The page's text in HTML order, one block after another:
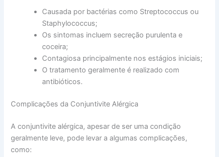
Causada por bactérias como Streptococcus ou
Staphylococcus;
Os sintomas incluem secreção purulenta e
coceira;
Contagiosa principalmente nos estágios iniciais;
O tratamento geralmente é realizado com
antibióticos.
Complicações da Conjuntivite Alérgica
A conjuntivite alérgica, apesar de ser uma condição
geralmente leve, pode levar a algumas complicações,
como: